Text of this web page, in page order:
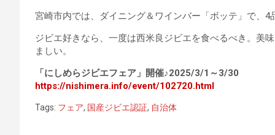
宮崎市内では、ダイニング＆ワインバー「ボッテ」で、4
ジビエ好きなら、一度は西米良ジビエを食べるべき。美
ましい。
「にしめらジビエフェア」開催♪2025/3/1～3/30
https://nishimera.info/event/102720.html
Tags: フェア, 国産ジビエ認証, 自治体